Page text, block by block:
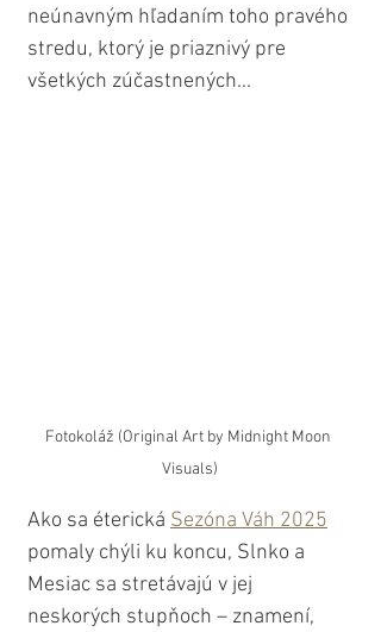
neúnavným hľadaním toho pravého
stredu, ktorý je priaznivý pre
všetkých zúčastnených...
Fotokoláž (Original Art by Midnight Moon
Visuals)
Ako sa éterická Sezóna Váh 2025
pomaly chýli ku koncu, Slnko a
Mesiac sa stretávajú v jej
neskorých stupňoch – znamení,